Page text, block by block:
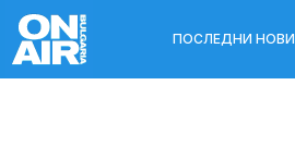
ПОСЛЕДНИ